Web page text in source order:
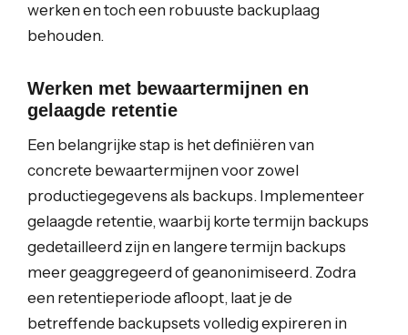
werken en toch een robuuste backuplaag
behouden.
Werken met bewaartermijnen en
gelaagde retentie
Een belangrijke stap is het definiëren van
concrete bewaartermijnen voor zowel
productiegegevens als backups. Implementeer
gelaagde retentie, waarbij korte termijn backups
gedetailleerd zijn en langere termijn backups
meer geaggregeerd of geanonimiseerd. Zodra
een retentieperiode afloopt, laat je de
betreffende backupsets volledig expireren in